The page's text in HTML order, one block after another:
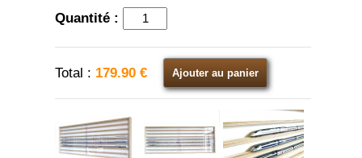
Quantité :
Total : 179.90 € Ajouter au panier